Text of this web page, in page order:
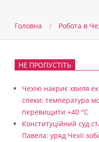
Головна Робота в
НЕ ПРОПУСТІТЬ
Чехію накриє хвиля
спеки: температура
перевищити +40 °C
Конституційний суд
Павела: уряд Чехії